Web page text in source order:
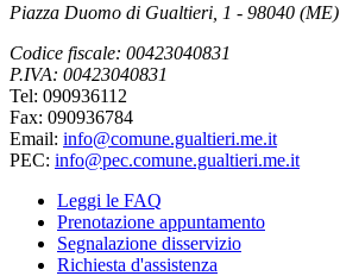
Piazza Duomo di Gualtieri, 1 - 98040 (ME)
Codice fiscale: 00423040831
P.IVA: 00423040831
Tel: 090936112
Fax: 090936784
Email: info@comune.gualtieri.me.it
PEC: info@pec.comune.gualtieri.me.it
Leggi le FAQ
Prenotazione appuntamento
Segnalazione disservizio
Richiesta d'assistenza